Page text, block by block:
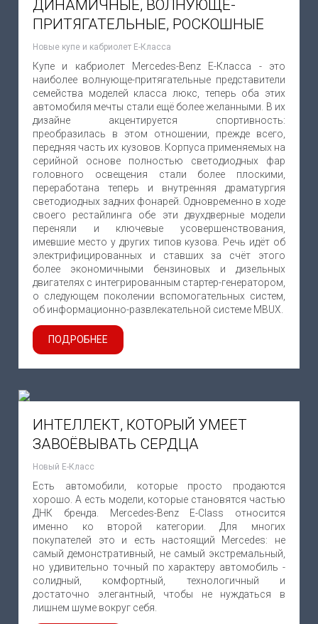
ДИНАМИЧНЫЕ, ВОЛНУЮЩЕ-
ПРИТЯГАТЕЛЬНЫЕ, РОСКОШНЫЕ
Новые купе и кабриолет Е-Класса
Купе и кабриолет Mercedes-Benz E-Класса - это
наиболее волнующе-притягательные представители
семейства моделей класса люкс, теперь оба этих
автомобиля мечты стали ещё более желанными. В их
дизайне акцентируется спортивность:
преобразилась в этом отношении, прежде всего,
передняя часть их кузовов. Корпуса применяемых на
серийной основе полностью светодиодных фар
головного освещения стали более плоскими,
переработана теперь и внутренняя драматургия
светодиодных задних фонарей. Одновременно в ходе
своего рестайлинга обе эти двухдверные модели
переняли и ключевые усовершенствования,
имевшие место у других типов кузова. Речь идёт об
электрифицированных и ставших за счёт этого
более экономичными бензиновых и дизельных
двигателях с интегрированным стартер-генератором,
о следующем поколении вспомогательных систем,
об информационно-развлекательной системе MBUX.
ПОДРОБНЕЕ
ИНТЕЛЛЕКТ, КОТОРЫЙ УМЕЕТ
ЗАВОЁВЫВАТЬ СЕРДЦА
Новый Е-Класс
Есть автомобили, которые просто продаются
хорошо. А есть модели, которые становятся частью
ДНК бренда. Mercedes-Benz E-Class относится
именно ко второй категории. Для многих
покупателей это и есть настоящий Mercedes: не
самый демонстративный, не самый экстремальный,
но удивительно точный по характеру автомобиль -
солидный, комфортный, технологичный и
достаточно элегантный, чтобы не нуждаться в
лишнем шуме вокруг себя.